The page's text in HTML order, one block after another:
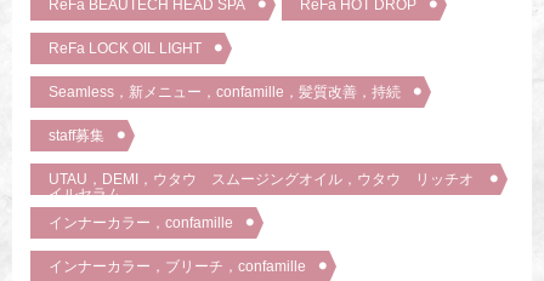
ReFa BEAUTECH HEAD SPA ReFa HOT DROP
ReFa LOCK OIL LIGHT
Seamless，新メニュー，confamille，髪質改善，持続
staff募集
UTAU，DEMI，ウタウ スムージングオイル，ウタウ リッチオ
イルセラム
インナーカラー，confamille
インナーカラー，ブリーチ，confamille